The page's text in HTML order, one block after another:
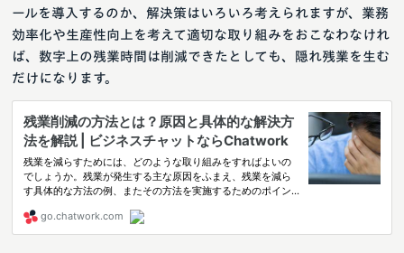
ールを導入するのか、解決策はいろいろ考えられますが、業務
効率化や生産性向上を考えて適切な取り組みをおこなわなけれ
ば、数字上の残業時間は削減できたとしても、隠れ残業を生む
だけになります。